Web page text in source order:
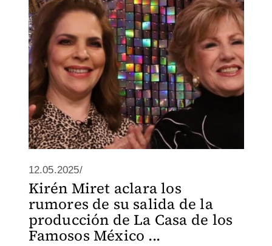
12.05.2025/
Kirén Miret aclara los
rumores de su salida de la
producción de La Casa de los
Famosos México ...